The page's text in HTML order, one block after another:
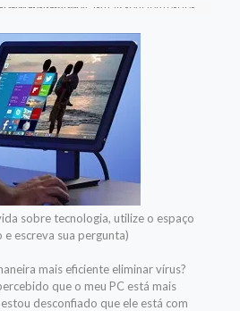
sobre tecnologia, utilize o espaço
escreva sua pergunta)
mais eficiente eliminar vírus?
que o meu PC está mais
desconfiado que ele está com